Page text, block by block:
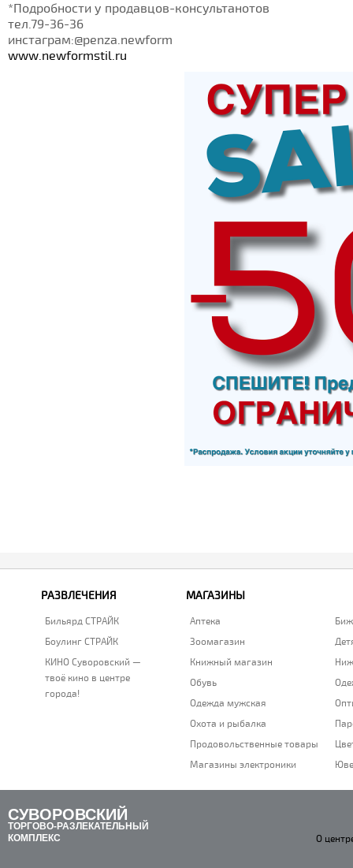
*Подробности у продавцов-консультанотов
тел.79-36-36
инстаграм:@penza.newform
www.newformstil.ru
РАЗВЛЕЧЕНИЯ
Бильярд СТРАЙК
Боулинг СТРАЙК
КИНО Суворовский —
твоё кино в центре
города!
МАГАЗИНЫ
Аптека
Зоомагазин
Книжный магазин
Обувь
Одежда мужская
Охота и рыбалка
Продовольственные товары
Магазины электроники
СУВОРОВСКИЙ
ТОРГОВО-РАЗЛЕКАТЕЛЬНЫЙ
КОМПЛЕКС
О